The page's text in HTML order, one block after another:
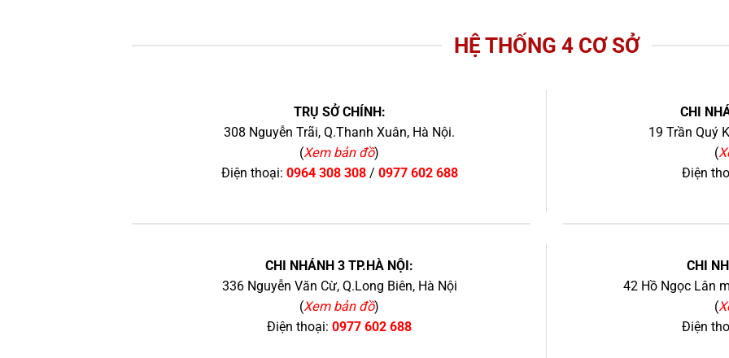
HỆ THỐNG 4 CƠ SỞ
TRỤ SỞ CHÍNH:
308 Nguyễn Trãi, Q.Thanh Xuân, Hà Nội.
(Xem bản đồ)
Điện thoại: 0964 308 308/ 0977 602 688
CHI
19 Trần Quý
(
Điện
CHI NHÁNH 3 TP.HÀ NỘI:
336 Nguyễn Văn Cừ, Q.Long Biên, Hà Nội
(Xem bản đồ)
Điện thoại: 0977 602 688
CHI
42 Hồ Ngọc Lân
(
Điện